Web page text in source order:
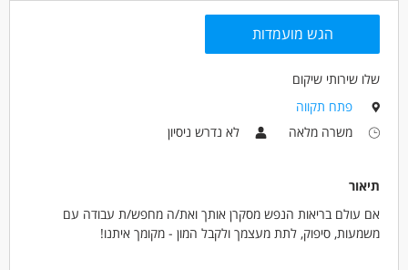
הגש מועמדות
שלו שירותי שיקום
פתח תקווה
משרה מלאה
לא נדרש ניסיון
תיאור
אם עולם בריאות הנפש מסקרן אותך ואת/ה מחפש/ת עבודה עם
משמעות, סיפוק, לתת מעצמך ולקבל המון - מקומך איתנו!